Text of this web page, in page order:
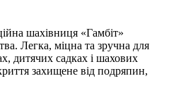
шахівниця «Гамбіт»
Легка, міцна та зручна для
дитячих садках і шахових
захищене від подряпин,